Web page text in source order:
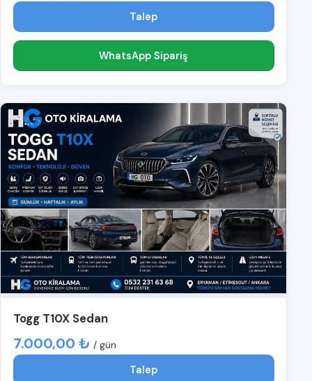
Talep
WhatsApp Sipariş
Togg T10X Sedan
7.000,00 ₺ / gün
Talep